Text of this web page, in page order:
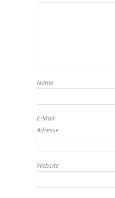
Name
E-Mail-
Adresse
Website